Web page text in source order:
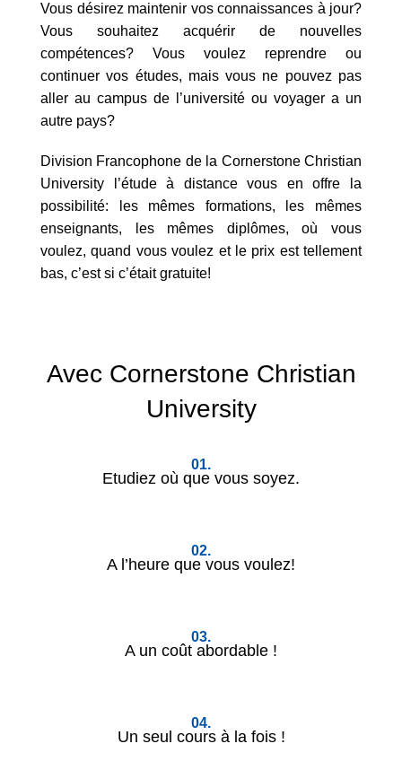
Vous désirez maintenir vos connaissances à jour?
Vous souhaitez acquérir de nouvelles
compétences? Vous voulez reprendre ou
continuer vos études, mais vous ne pouvez pas
aller au campus de l’université ou voyager a un
autre pays?
Division Francophone de la Cornerstone Christian
University l’étude à distance vous en offre la
possibilité: les mêmes formations, les mêmes
enseignants, les mêmes diplômes, où vous
voulez, quand vous voulez et le prix est tellement
bas, c’est si c’était gratuite!
Avec Cornerstone Christian
University
01.
Etudiez où que vous soyez.
02.
A l’heure que vous voulez!
03.
A un coût abordable !
04.
Un seul cours à la fois !